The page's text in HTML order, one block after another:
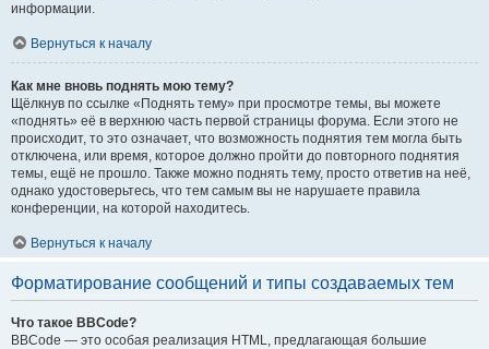
информации.
Вернуться к началу
Как мне вновь поднять мою тему?
Щёлкнув по ссылке «Поднять тему» при просмотре темы, вы можете
«поднять» её в верхнюю часть первой страницы форума. Если этого не
происходит, то это означает, что возможность поднятия тем могла быть
отключена, или время, которое должно пройти до повторного поднятия
темы, ещё не прошло. Также можно поднять тему, просто ответив на неё,
однако удостоверьтесь, что тем самым вы не нарушаете правила
конференции, на которой находитесь.
Вернуться к началу
Форматирование сообщений и типы создаваемых тем
Что такое BBCode?
BBCode — это особая реализация HTML, предлагающая большие